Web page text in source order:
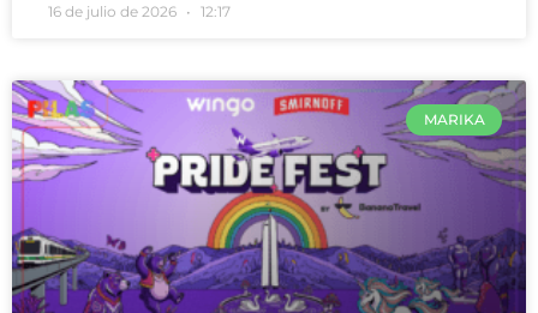
16 de julio de 2026 12:17
MARIKA